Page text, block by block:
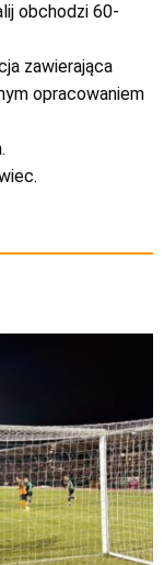
obchodzi 60-
zawierająca
opracowaniem